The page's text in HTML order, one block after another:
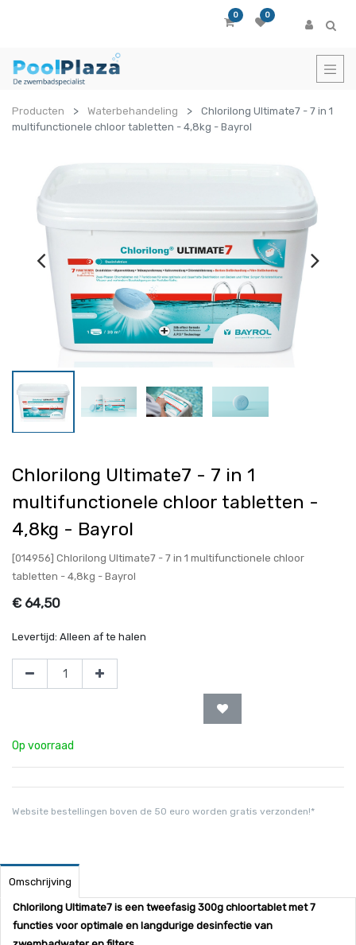
0 0
Producten Waterbehandeling
Chlorilong Ultimate7 - 7 in 1
multifunctionele chloor tabletten - 4,8kg - Bayrol
Chlorilong Ultimate7 - 7 in 1
multifunctionele chloor tabletten -
4,8kg - Bayrol
[014956] Chlorilong Ultimate7 - 7 in 1 multifunctionele chloor
tabletten - 4,8kg - Bayrol
€ 64,50
Levertijd: Alleen af te halen
Op voorraad
Website bestellingen boven de 50 euro worden gratis verzonden!*
Omschrijving
Chlorilong Ultimate7 is een tweefasig 300g chloortablet met 7
functies voor optimale en langdurige desinfectie van